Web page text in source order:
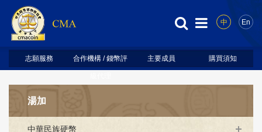
中 En
志願服務 合作機構 / 錢幣評 主要成員 購買須知
湯加
中華民族硬幣